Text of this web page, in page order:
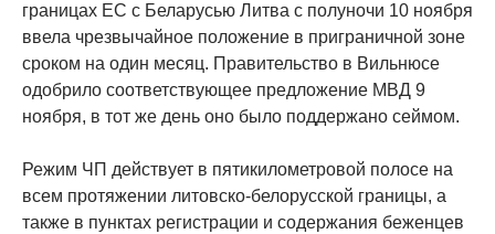
границах ЕС с Беларусью Литва с полуночи 10 ноября
ввела чрезвычайное положение в приграничной зоне
сроком на один месяц. Правительство в Вильнюсе
одобрило соответствующее предложение МВД 9
ноября, в тот же день оно было поддержано сеймом.
Режим ЧП действует в пятикилометровой полосе на
всем протяжении литовско-белорусской границы, а
также в пунктах регистрации и содержания беженцев